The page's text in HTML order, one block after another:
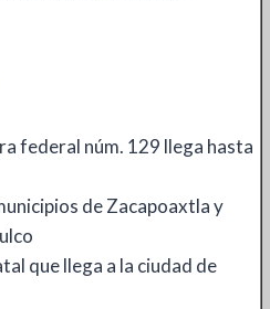
federal núm. 129 llega hasta
de Zacapoaxtla y
que llega a la ciudad de